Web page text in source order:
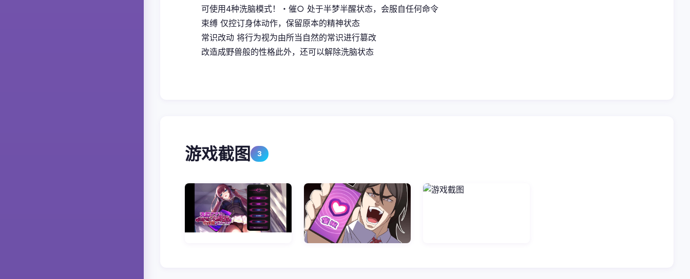
可使用4种洗脑模式！・催○ 处于半梦半醒状态，会服自任何命令
束缚 仅控订身体动作，保留原本的精神状态
常识改动 将行为视为由所当自然的常识进行篡改
改造成野兽般的性格此外，还可以解除洗脑状态
游戏截图 3